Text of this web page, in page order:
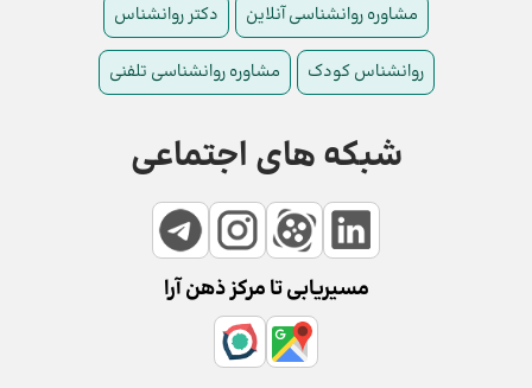
مشاوره روانشناسی آنلاین دکتر روانشناس
روانشناس کودک مشاوره روانشناسی تلفنی
شبکه های اجتماعی
مسیریابی تا مرکز ذهن آرا